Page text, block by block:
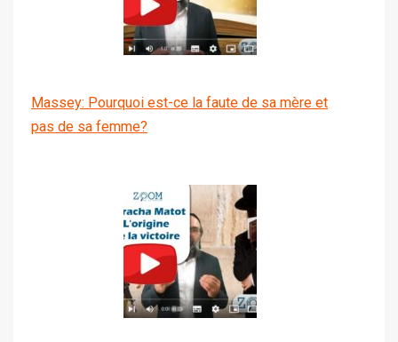
Massey: Pourquoi est-ce la faute de sa mère et
pas de sa femme?